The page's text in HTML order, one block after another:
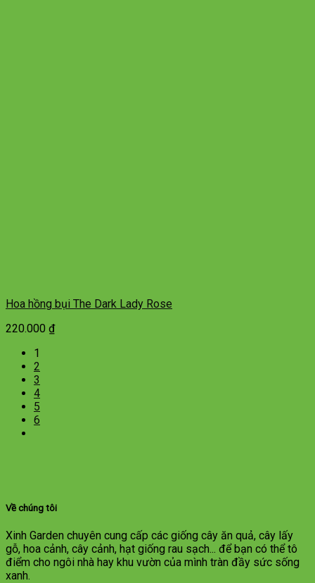
Hoa hồng bụi The Dark Lady Rose
220.000 ₫
1
2
3
4
5
6
Về chúng tôi
Xinh Garden chuyên cung cấp các giống cây ăn quả, cây lấy
gỗ, hoa cảnh, cây cảnh, hạt giống rau sạch... để bạn có thể tô
điểm cho ngôi nhà hay khu vườn của mình tràn đầy sức sống
xanh.